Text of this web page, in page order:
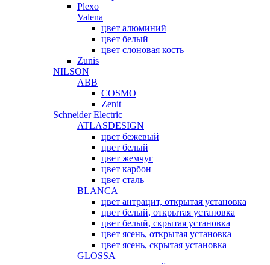
Plexo
Valena
цвет алюминий
цвет белый
цвет слоновая кость
Zunis
NILSON
ABB
COSMO
Zenit
Schneider Electric
ATLASDESIGN
цвет бежевый
цвет белый
цвет жемчуг
цвет карбон
цвет сталь
BLANCA
цвет антрацит, открытая установка
цвет белый, открытая установка
цвет белый, скрытая установка
цвет ясень, открытая установка
цвет ясень, скрытая установка
GLOSSA